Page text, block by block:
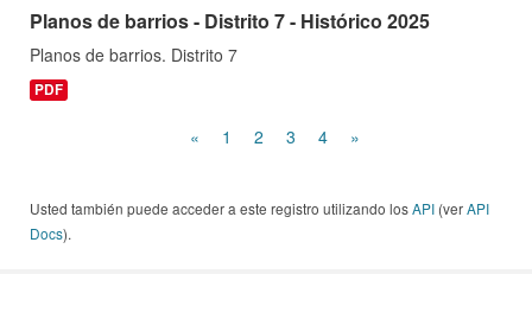
Planos de barrios - Distrito 7 - Histórico 2025
Planos de barrios. Distrito 7
PDF
« 1 2 3 4 »
Usted también puede acceder a este registro utilizando losAPI (verAPI
Docs).